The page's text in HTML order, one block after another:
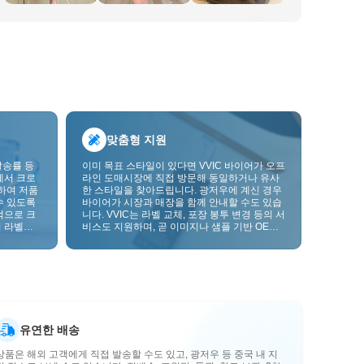
률 등
서 크로
여 저품
있도록
으로 크
라벨을
맞춤형 지원
이미 목표 스타일이 있다면 VVIC 바이어가 오프
라인 도매시장에 직접 방문해 동일하거나 유사
한 스타일을 찾아드립니다. 광저우에 계신 경우
바이어가 시장과 매장을 함께 안내할 수도 있습
니다. VVIC는 라벨 교체, 포장 봉투 변경 등의 서
비스도 지원하며, 곧 이미지나 샘플 기반 OEM
를 비즈니스에 더 잘 맞는 공급망 역량으로 전환
유연한 배송
품은 해외 고객에게 직접 발송할 수도 있고, 광저우 등 중국 내 지